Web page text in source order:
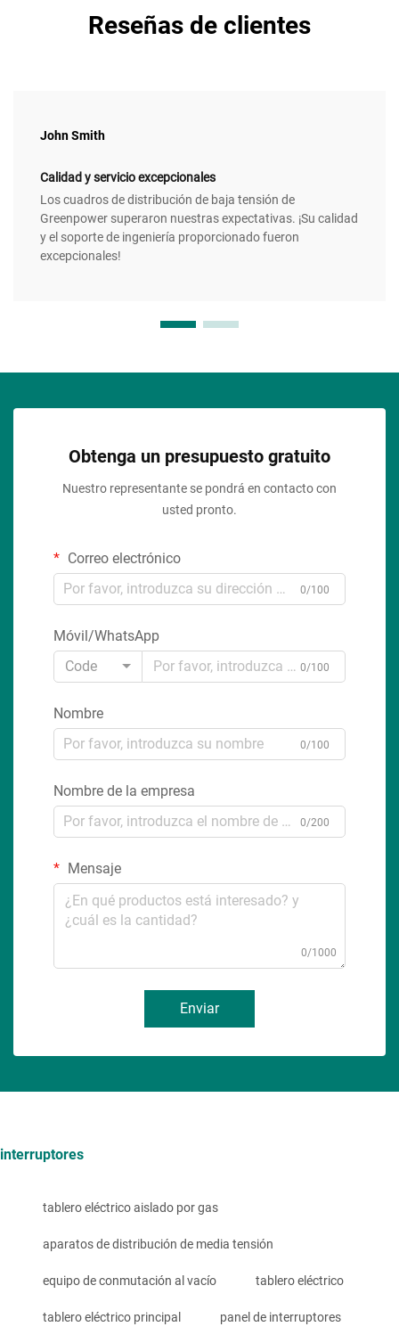
Reseñas de clientes
John Smith
Calidad y servicio excepcionales
Los cuadros de distribución de baja tensión de
Greenpower superaron nuestras expectativas. ¡Su calidad
y el soporte de ingeniería proporcionado fueron
excepcionales!
Obtenga un presupuesto gratuito
Nuestro representante se pondrá en contacto con
usted pronto.
Correo electrónico
0/100
Móvil/WhatsApp
Code
0/100
Nombre
0/100
Nombre de la empresa
0/200
Mensaje
0/1000
Enviar
interruptores
tablero eléctrico aislado por gas
aparatos de distribución de media tensión
equipo de conmutación al vacío tablero eléctrico
tablero eléctrico principal panel de interruptores